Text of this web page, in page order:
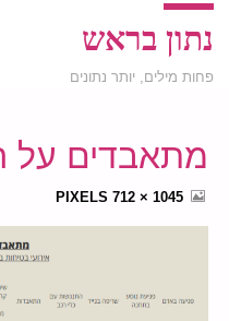
נתון בראש
פחות מילים, יותר נתונים
מתאבדים על
FULL
1045 × 712
PIXELS